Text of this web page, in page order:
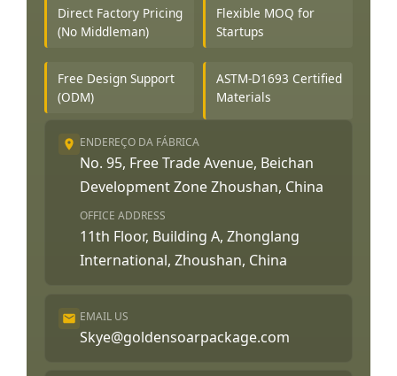
Direct Factory Pricing
(No Middleman)
Flexible MOQ for
Startups
Free Design Support
(ODM)
ASTM-D1693 Certified
Materials
ENDEREÇO DA FÁBRICA
No. 95, Free Trade Avenue, Beichan
Development Zone Zhoushan, China
OFFICE ADDRESS
11th Floor, Building A, Zhonglang
International, Zhoushan, China
EMAIL US
Skye@goldensoarpackage.com